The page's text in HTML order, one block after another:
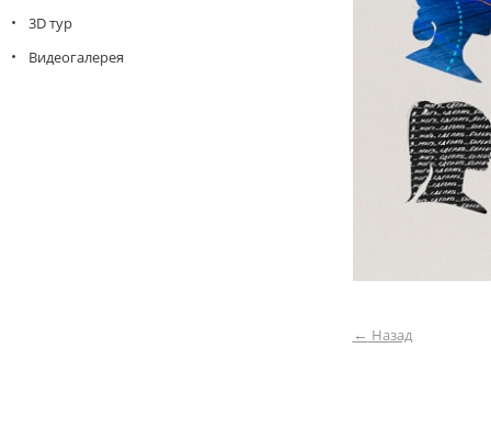
3D тур
Видеогалерея
← Назад